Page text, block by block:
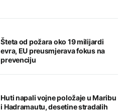
Šteta od požara oko 19 milijardi
evra, EU preusmjerava fokus na
prevenciju
Huti napali vojne položaje u Maribu
i Hadramautu, desetine stradalih